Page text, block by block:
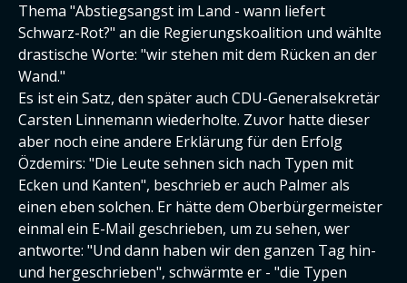
Thema "Abstiegsangst im Land - wann liefert
Schwarz-Rot?" an die Regierungskoalition und wählte
drastische Worte: "wir stehen mit dem Rücken an der
Wand."
Es ist ein Satz, den später auch CDU-Generalsekretär
Carsten Linnemann wiederholte. Zuvor hatte dieser
aber noch eine andere Erklärung für den Erfolg
Özdemirs: "Die Leute sehnen sich nach Typen mit
Ecken und Kanten", beschrieb er auch Palmer als
einen eben solchen. Er hätte dem Oberbürgermeister
einmal ein E-Mail geschrieben, um zu sehen, wer
antworte: "Und dann haben wir den ganzen Tag hin-
und hergeschrieben", schwärmte er - "die Typen